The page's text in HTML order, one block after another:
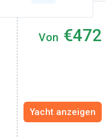
Von €472
Yacht anzeigen